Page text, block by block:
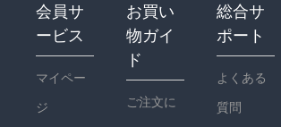
会員サ
ービス
マイペー
ジ
お買い
物ガイ
ド
ご注文に
総合サ
ポート
よくある
質問